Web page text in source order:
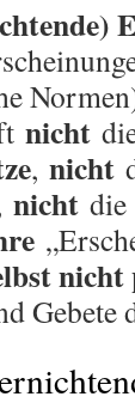
nicht
, nicht
nicht die
Gebete